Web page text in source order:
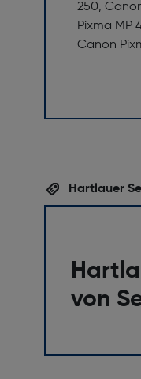
250,
Pixma MP
Canon
Hartlauer
von